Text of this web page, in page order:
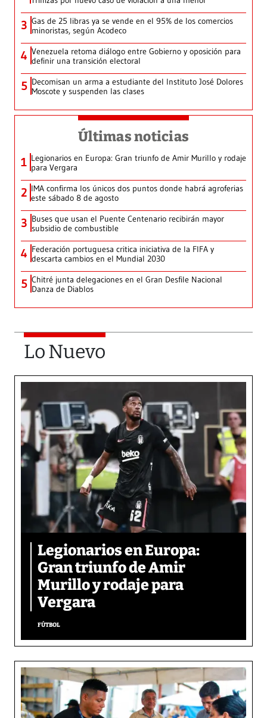
3 Gas de 25 libras ya se vende en el 95% de los comercios
minoristas, según Acodeco
4 Venezuela retoma diálogo entre Gobierno y oposición para
definir una transición electoral
5 Decomisan un arma a estudiante del Instituto José Dolores
Moscote y suspenden las clases
Últimas noticias
1 Legionarios en Europa: Gran triunfo de Amir Murillo y rodaje
para Vergara
2 IMA confirma los únicos dos puntos donde habrá agroferias
este sábado 8 de agosto
3 Buses que usan el Puente Centenario recibirán mayor
subsidio de combustible
4 Federación portuguesa critica iniciativa de la FIFA y
descarta cambios en el Mundial 2030
5 Chitré junta delegaciones en el Gran Desfile Nacional
Danza de Diablos
Lo Nuevo
Legionarios en Europa:
Gran triunfo de Amir
Murillo y rodaje para
Vergara
FÚTBOL